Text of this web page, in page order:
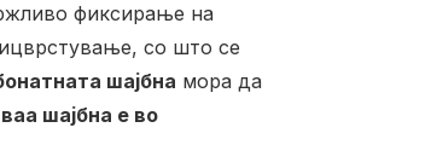
фиксирање на
со што се
шајбна мора да
шајбна е во